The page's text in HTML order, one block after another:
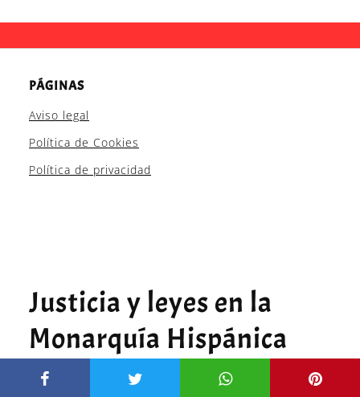
PÁGINAS
Aviso legal
Política de Cookies
Política de privacidad
Justicia y leyes en la
Monarquía Hispánica